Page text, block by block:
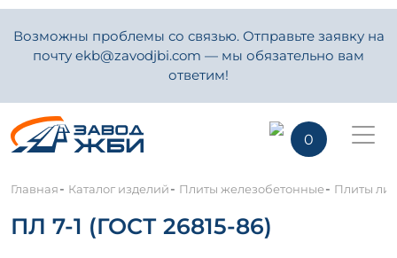
Возможны проблемы со связью. Отправьте заявку на
почту ekb@zavodjbi.com — мы обязательно вам
ответим!
0
Главная- Каталог изделий- Плиты железобетонные- Плиты
ПЛ 7-1 (ГОСТ 26815-86)